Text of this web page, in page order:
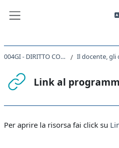
004GI - DIRITTO COSTITUZIONALE 2024
Link al
Per aprire la risorsa fai click su